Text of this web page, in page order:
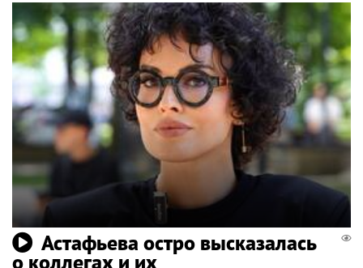
Астафьева остро высказалась
о коллегах и их